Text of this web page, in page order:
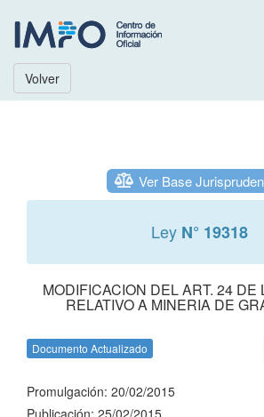
Volver
Ver Base
Ley N° 19318
MODIFICACION DEL ART. 24 DE
RELATIVO A MINERIA DE
Documento Actualizado
Promulgación: 20/02/2015
Publicación: 25/02/2015